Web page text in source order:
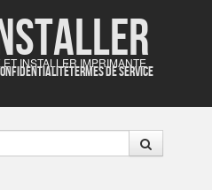
INSTALLER IMPRIMANTE
TERMES DE SERVICE